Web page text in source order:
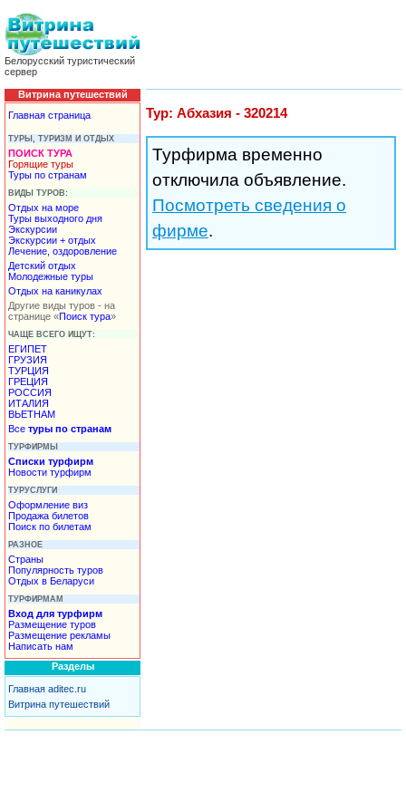
Белорусский туристический
сервер
Витрина путешествий
Главная страница
ТУРЫ, ТУРИЗМ И ОТДЫХ
ПОИСК ТУРА
Горящие туры
Туры по странам
ВИДЫ ТУРОВ:
Отдых на море
Туры выходного дня
Экскурсии
Экскурсии + отдых
Лечение, оздоровление
Детский отдых
Молодежные туры
Отдых на каникулах
Другие виды туров - на
странице «Поиск тура»
ЧАЩЕ ВСЕГО ИЩУТ:
ЕГИПЕТ
ГРУЗИЯ
ТУРЦИЯ
ГРЕЦИЯ
РОССИЯ
ИТАЛИЯ
ВЬЕТНАМ
Все туры по странам
ТУРФИРМЫ
Списки турфирм
Новости турфирм
ТУРУСЛУГИ
Оформление виз
Продажа билетов
Поиск по билетам
РАЗНОЕ
Страны
Популярность туров
Отдых в Беларуси
ТУРФИРМАМ
Вход для турфирм
Размещение туров
Размещение рекламы
Написать нам
Разделы
Главная aditec.ru
Витрина путешествий
Тур: Абхазия - 320214
Турфирма временно
отключила объявление.
Посмотреть сведения о
фирме.